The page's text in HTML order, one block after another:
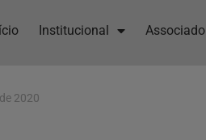
Institucional Associado
2020